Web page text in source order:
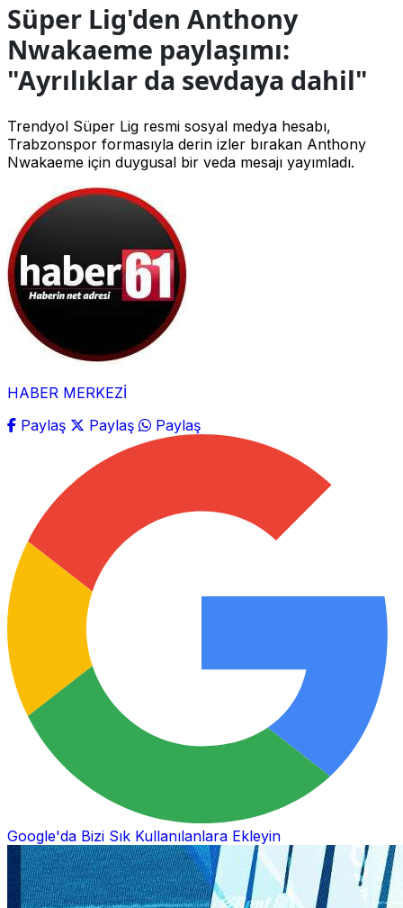
Süper Lig'den Anthony
Nwakaeme paylaşımı:
"Ayrılıklar da sevdaya dahil"
Trendyol Süper Lig resmi sosyal medya hesabı,
Trabzonspor formasıyla derin izler bırakan Anthony
Nwakaeme için duygusal bir veda mesajı yayımladı.
HABER MERKEZİ
Paylaş
Paylaş Paylaş
Google'da Bizi Sık Kullanılanlara Ekleyin